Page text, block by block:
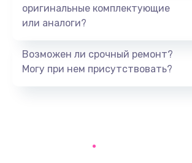
Замена батарейки BIOS
Заказать
оригинальные комплектующие
или аналоги?
Возможен ли срочный ремонт?
Могу при нем присутствовать?